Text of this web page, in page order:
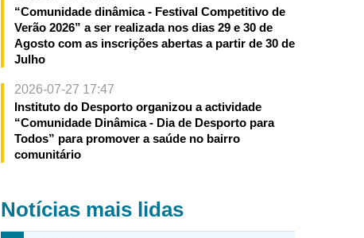
“Comunidade dinâmica - Festival Competitivo de
Verão 2026” a ser realizada nos dias 29 e 30 de
Agosto com as inscrições abertas a partir de 30 de
Julho
2026-07-27 17:47
Instituto do Desporto organizou a actividade
“Comunidade Dinâmica - Dia de Desporto para
Todos” para promover a saúde no bairro
comunitário
Notícias mais lidas